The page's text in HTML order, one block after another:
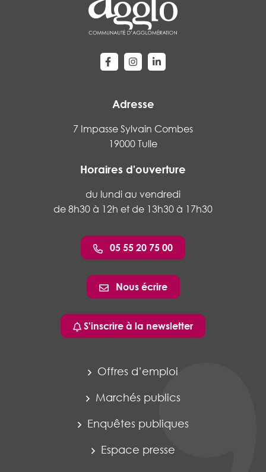
Lien vers le compte Facebook
Lien vers le compte Instagram
Lien vers le compte
Adresse
7 Impasse Sylvain Combes
19000 Tulle
Horaires d'ouverture
du lundi au vendredi
de 8h30 à 12h et de 13h30 à 17h30
05 55 20 75 00
Nous écrire
S'inscrire à la newsletter
Offres d’emploi
Marchés publics
Enquêtes publiques
Espace presse